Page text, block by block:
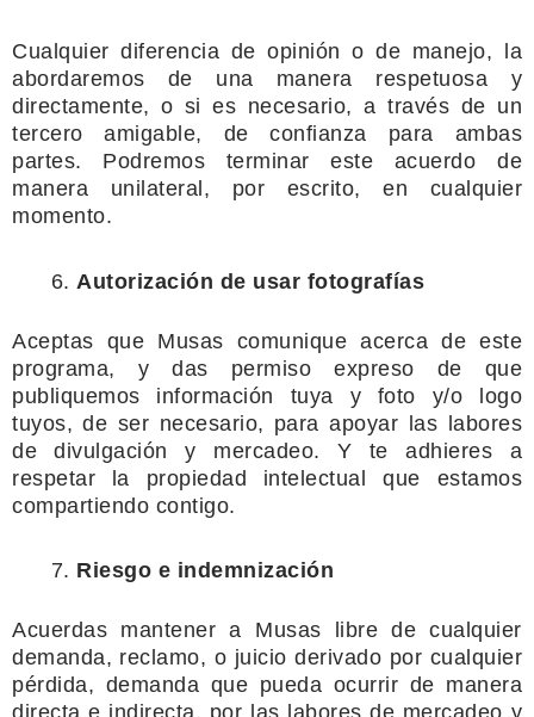
Cualquier diferencia de opinión o de manejo, la
abordaremos de una
manera respetuosa y
directamente, o si es necesario, a través de un
tercero
amigable, de confianza para ambas
partes. Podremos terminar este acuerdo
de
manera unilateral, por escrito, en cualquier
momento.
Autorización de usar fotografías
Aceptas que Musas comunique acerca de este
programa, y das permiso
expreso de que
publiquemos información tuya y foto y/o logo
tuyos, de ser necesario, para apoyar las labores
de divulgación y mercadeo. Y te adhieres a
respetar la propiedad intelectual que estamos
compartiendo contigo.
Riesgo e indemnización
Acuerdas mantener a Musas libre de cualquier
demanda, reclamo, o juicio derivado por cualquier
pérdida, demanda que pueda ocurrir de manera
directa e indirecta, por las labores de mercadeo y